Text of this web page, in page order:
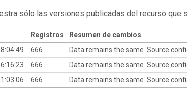
sólo las versiones publicadas del recurso que
Registros
Resumen de cambios
666
Data remains the same. Source
666
Data remains the same. Source
666 Data remains the same. Source